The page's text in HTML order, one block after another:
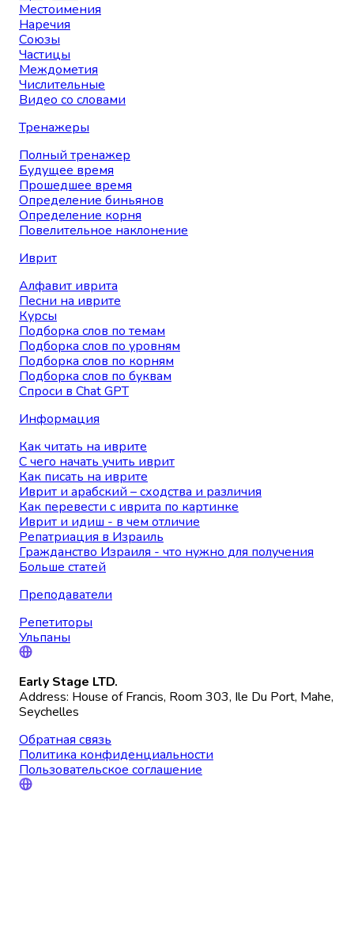
Местоимения
Наречия
Союзы
Частицы
Междометия
Числительные
Видео со словами
Тренажеры
Полный тренажер
Будущее время
Прошедшее время
Определение биньянов
Определение корня
Повелительное наклонение
Иврит
Алфавит иврита
Песни на иврите
Курсы
Подборка слов по темам
Подборка слов по уровням
Подборка слов по корням
Подборка слов по буквам
Спроси в Chat GPT
Информация
Как читать на иврите
С чего начать учить иврит
Как писать на иврите
Иврит и арабский – сходства и различия
Как перевести с иврита по картинке
Иврит и идиш - в чем отличие
Репатриация в Израиль
Гражданство Израиля - что нужно для получения
Больше статей
Преподаватели
Репетиторы
Ульпаны
Early Stage LTD.
Address: House of Francis, Room 303, Ile Du Port, Mahe,
Seychelles
Обратная связь
Политика конфиденциальности
Пользовательское соглашение